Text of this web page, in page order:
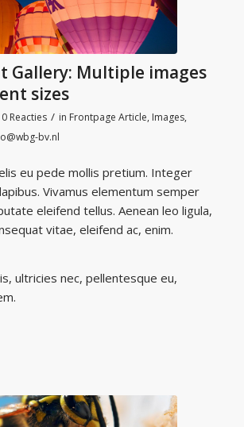
Gallery: Multiple images
sizes
0 Reacties / in Frontpage Article, Images,
bv.nl
eu pede mollis pretium. Integer
Vivamus elementum semper
eleifend tellus. Aenean leo ligula,
vitae, eleifend ac, enim.
ultricies nec, pellentesque eu,